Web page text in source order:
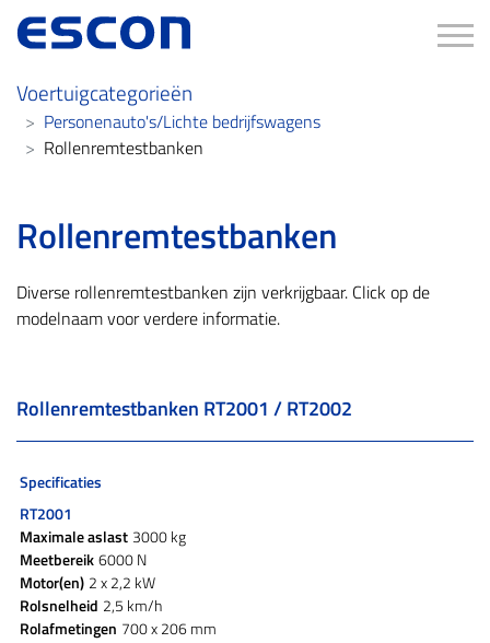
Voertuigcategorieën
Personenauto's/Lichte bedrijfswagens
Rollenremtestbanken
Rollenremtestbanken
Diverse rollenremtestbanken zijn verkrijgbaar. Click op de
modelnaam voor verdere informatie.
Rollenremtestbanken RT2001 / RT2002
Specificaties
RT2001
Maximale aslast 3000 kg
Meetbereik6000 N
Motor(en) 2 x 2,2 kW
Rolsnelheid 2,5 km/h
Rolafmetingen 700 x 206 mm